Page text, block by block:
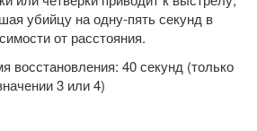
убийцу на одну-пять секунд в
от расстояния.
восстановления: 40 секунд (только
3 или 4)